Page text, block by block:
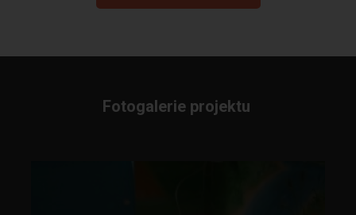
Fotogalerie projektu